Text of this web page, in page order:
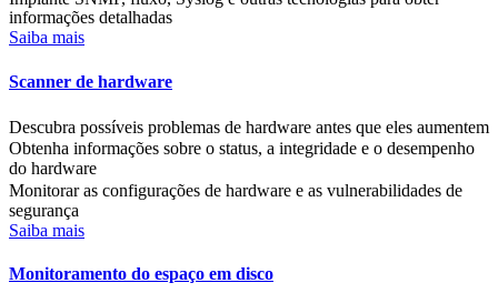
informações detalhadas
Saiba mais
Scanner de hardware
Descubra possíveis problemas de hardware antes que eles aumentem
Obtenha informações sobre o status, a integridade e o desempenho
do hardware
Monitorar as configurações de hardware e as vulnerabilidades de
segurança
Saiba mais
Monitoramento do espaço em disco